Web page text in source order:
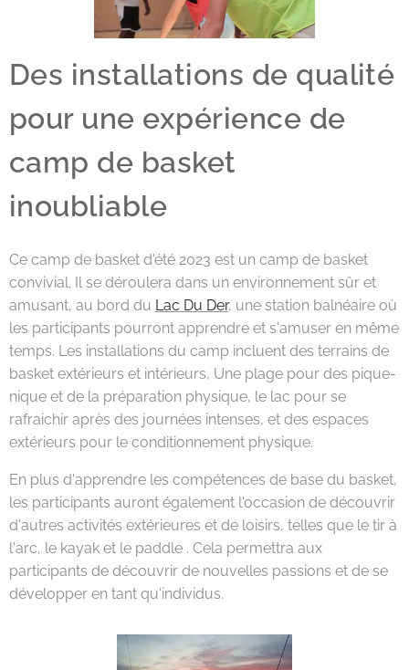
Des installations de qualité
pour une expérience de
camp de basket
inoubliable
Ce camp de basket d'été 2023 est un camp de basket
convivial. Il se déroulera dans un environnement sûr et
amusant, au bord du Lac Du Der, une station balnéaire où
les participants pourront apprendre et s'amuser en même
temps. Les installations du camp incluent des terrains de
basket extérieurs et intérieurs, Une plage pour des pique-
nique et de la préparation physique, le lac pour se
rafraichir après des journées intenses, et des espaces
extérieurs pour le conditionnement physique.
En plus d'apprendre les compétences de base du basket,
les participants auront également l'occasion de découvrir
d'autres activités extérieures et de loisirs, telles que le tir à
l'arc, le kayak et le paddle . Cela permettra aux
participants de découvrir de nouvelles passions et de se
développer en tant qu'individus.